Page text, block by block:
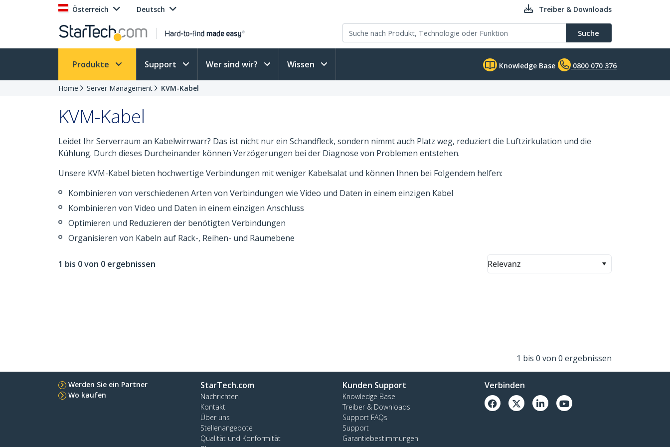
Österreich Deutsch Treiber & Downloads
Suche
Produkte Support Wer sind wir? Wissen Knowledge Base 0800 070 376
Home Server Management KVM-Kabel
KVM-Kabel
Leidet Ihr Serverraum an Kabelwirrwarr? Das ist nicht nur ein Schandfleck, sondern nimmt auch Platz weg, reduziert die Luftzirkulation und die
Kühlung. Durch dieses Durcheinander können Verzögerungen bei der Diagnose von Problemen entstehen.
Unsere KVM-Kabel bieten hochwertige Verbindungen mit weniger Kabelsalat und können Ihnen bei Folgendem helfen:
Kombinieren von verschiedenen Arten von Verbindungen wie Video und Daten in einem einzigen Kabel
Kombinieren von Video und Daten in einem einzigen Anschluss
Optimieren und Reduzieren der benötigten Verbindungen
Organisieren von Kabeln auf Rack-, Reihen- und Raumebene
1 bis 0 von 0 ergebnissen Relevanz
1 bis 0 von 0 ergebnissen
Werden Sie ein Partner
Wo kaufen
StarTech.com
Nachrichten
Kontakt
Über uns
Stellenangebote
Qualität und Konformität
Kunden Support
Knowledge Base
Treiber & Downloads
Support FAQs
Support
Garantiebestimmungen
Verbinden